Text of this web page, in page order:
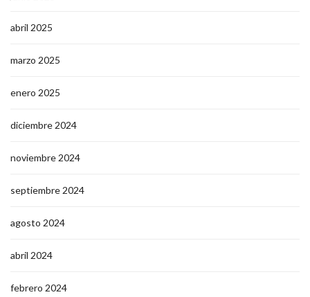
abril 2025
marzo 2025
enero 2025
diciembre 2024
noviembre 2024
septiembre 2024
agosto 2024
abril 2024
febrero 2024